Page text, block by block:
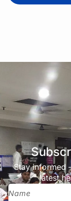
Stay informed
latest